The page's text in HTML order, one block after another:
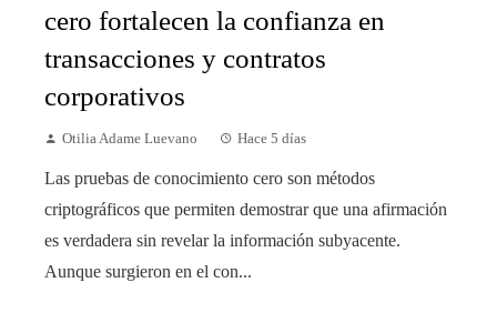
cero fortalecen la confianza en
transacciones y contratos
corporativos
Otilia Adame Luevano Hace 5 días
Las pruebas de conocimiento cero son métodos
criptográficos que permiten demostrar que una afirmación
es verdadera sin revelar la información subyacente.
Aunque surgieron en el con...